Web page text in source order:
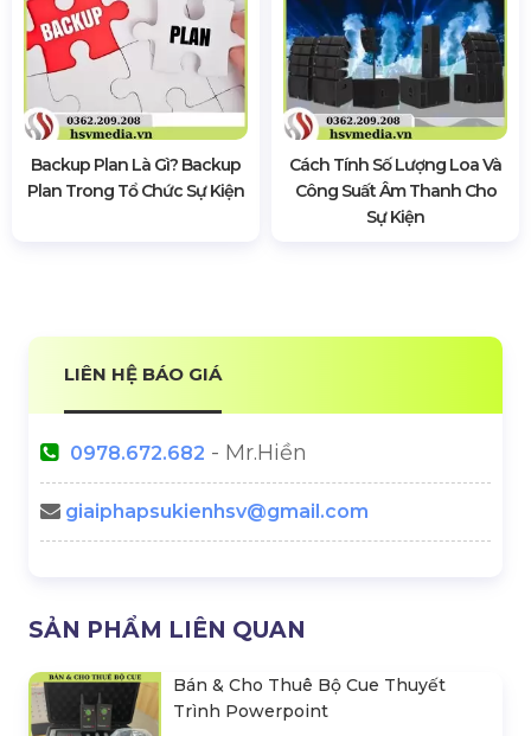
Backup Plan Là Gì? Backup
Plan Trong Tổ Chức Sự Kiện
Cách Tính Số Lượng Loa Và
Công Suất Âm Thanh Cho
Sự Kiện
LIÊN HỆ BÁO GIÁ
0978.672.682 - Mr.Hiền
giaiphapsukienhsv@gmail.com
SẢN PHẨM LIÊN QUAN
Bán & Cho Thuê Bộ Cue Thuyết
Trình Powerpoint